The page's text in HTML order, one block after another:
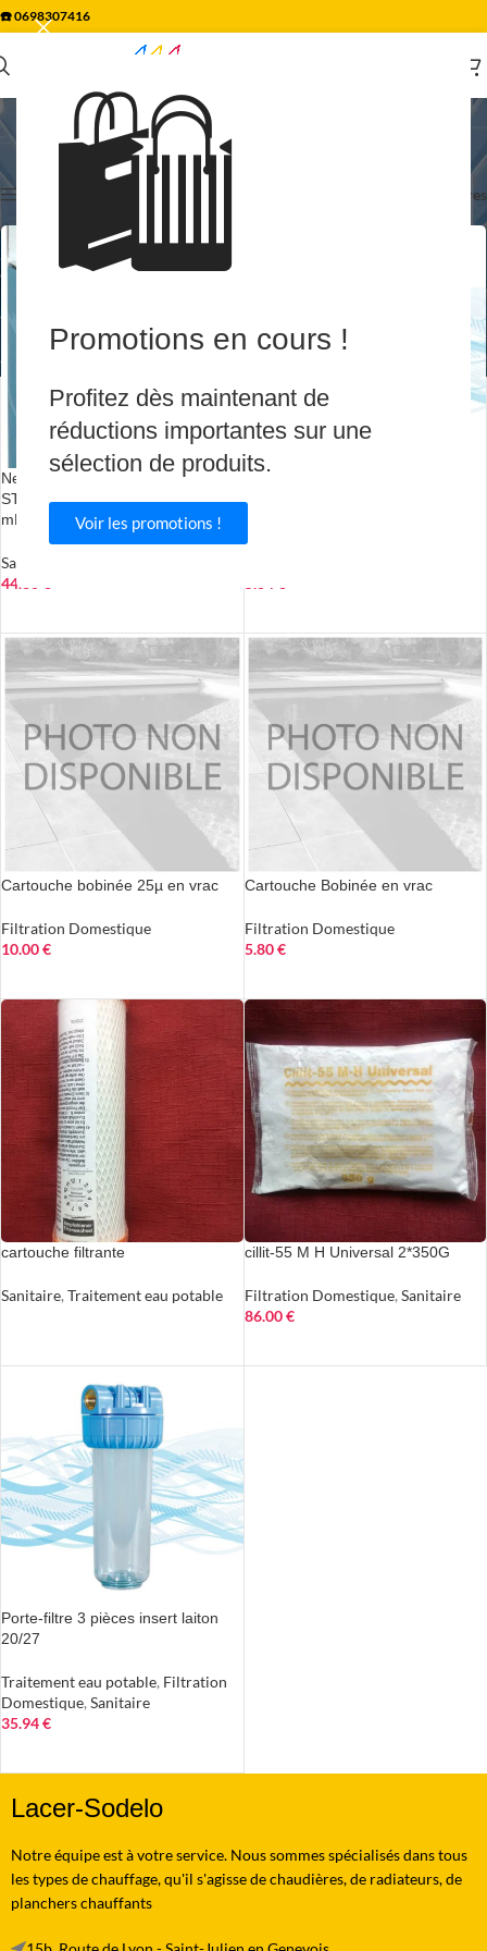
🛍️
Promotions en cours !
Profitez dès maintenant de
réductions importantes sur une
sélection de produits.
Voir les promotions !
☎️0698307416
Traitement eau potable
Traitement eau potable 7 résultats affichés
Filtres
Nettoyeur de résines
STERICLEAN adoucisseur 2 x 125
mL
Sanitaire
44.80
Cartouche 100% microfibres
25/30M
Traitement eau potable
Cartouche bobinée 25µ en vrac
Filtration Domestique
10.00€
Cartouche Bobinée en vrac
Filtration Domestique
5.80€
cartouche filtrante
Sanitaire, Traitement eau potable
cillit-55 M H Universal 2*350G
Filtration Domestique, Sanitaire
86.00€
Porte-filtre 3 pièces insert laiton
20/27
Traitement eau potable, Filtration
Domestique, Sanitaire
35.94€
Lacer-Sodelo
Notre équipe est à votre service. Nous sommes spécialisés dans tous
les types de chauffage, qu'il s'agisse de chaudières, de radiateurs, de
planchers chauffants